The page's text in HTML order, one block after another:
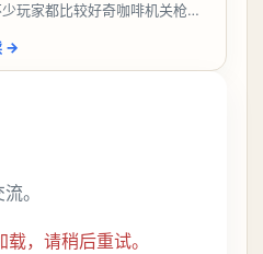
玩家都比较好奇咖啡机关枪应
。异环咖啡机关枪怎么过一、
→
。
，请稍后重试。